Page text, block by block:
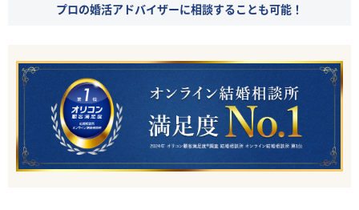
プロの婚活アドバイザーに相談することも可能！